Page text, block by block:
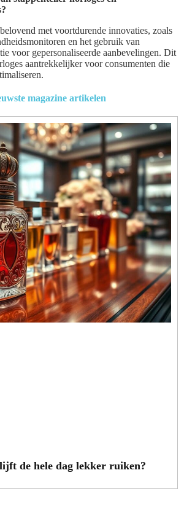
met voortdurende innovaties, zoals
en het gebruik van
voor gepersonaliseerde aanbevelingen. Dit
aantrekkelijker voor consumenten die
magazine artikelen
de hele dag lekker ruiken?